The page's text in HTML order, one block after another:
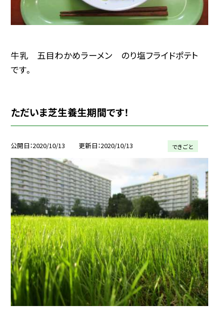
牛乳 五目わかめラーメン のり塩フライドポテト
です。
ただいま芝生養生期間です！
公開日 2020/10/13 更新日 2020/10/13 できごと